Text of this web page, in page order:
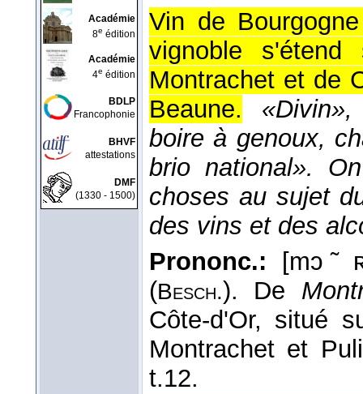
Académie
8e édition
Académie
4e édition
BDLP
Francophonie
BHVF
attestations
DMF
(1330 - 1500)
Vin de
vignoble
Montrachet et de
Beaune.
boire à genoux,
brio national».
choses au sujet
des vins et des
Prononc.: [mɔ
(Besch.). De
Côte-d'Or, situé
Montrachet et
t.12.